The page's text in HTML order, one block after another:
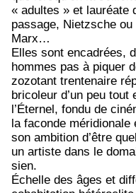
« adultes » et lauréate
passage, Nietzsche ou
Marx…
Elles sont encadrées,
hommes pas à piquer
zozotant trentenaire
bricoleur d’un peu
l’Éternel, fondu de
la faconde
son ambition d’être
un artiste dans le
sien.
Échelle des âges et